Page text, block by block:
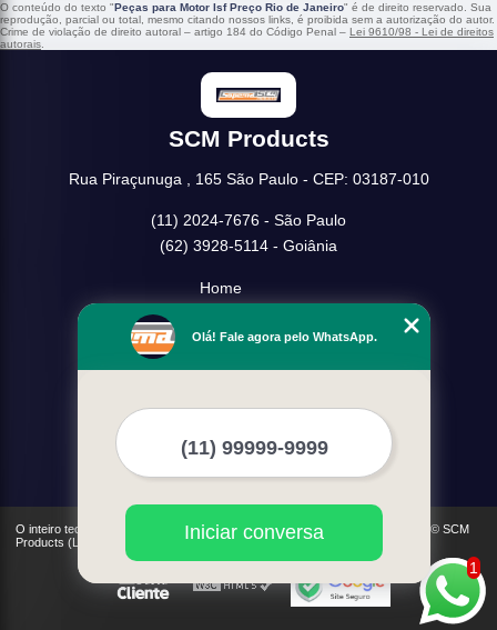
O conteúdo do texto "Peças para Motor Isf Preço Rio de Janeiro" é de direito reservado. Sua
reprodução, parcial ou total, mesmo citando nossos links, é proibida sem a autorização do autor.
Crime de violação de direito autoral – artigo 184 do Código Penal – Lei 9610/98 - Lei de direitos
autorais.
SCM Products
Rua Piraçunuga , 165 São Paulo - CEP: 03187-010
(11) 2024-7676 - São Paulo
(62) 3928-5114 - Goiânia
Home
Missão
Mais Serviços
O inteiro teor deste site está sujeito à proteção de direitos autorais. Copyright© SCM
Products (Lei 9610 de 19/02/1998)
1
Olá! Fale agora pelo WhatsApp.
Iniciar conversa